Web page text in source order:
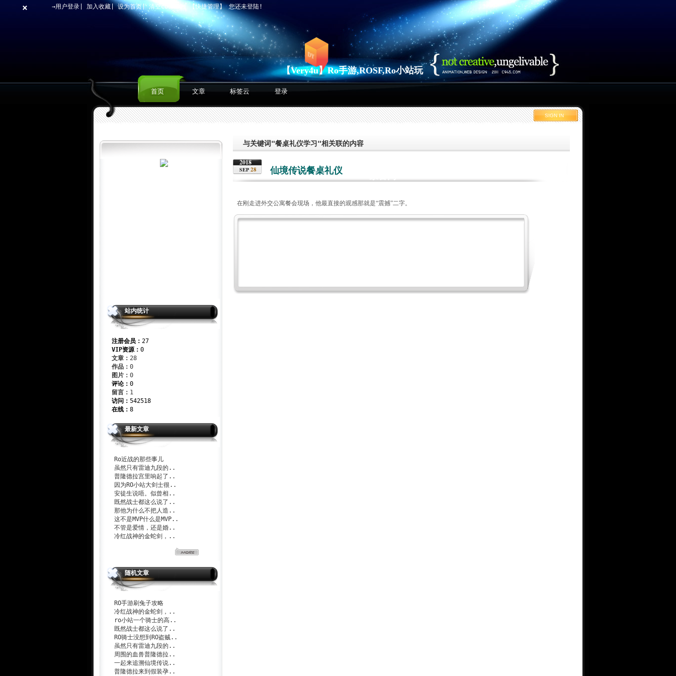
× →用户登录 加入收藏 |设为首页|清空cookies 【快捷管理】您还未登陆!
首页 文章 标签云 登录
【Very4u】Ro手游,ROSF,Ro小站玩
SIGN IN
站内统计
注册会员： 27
VIP资源： 0
文章： 28
作品： 0
图片： 0
评论： 0
留言： 1
访问： 542518
在线： 8
最新文章
Ro近战的那些事儿
虽然只有雷迪九段的..
普隆德拉宫里响起了..
因为RO小站大剑士很..
安徒生说唔。似曾相..
既然战士都这么说了..
那他为什么不把人造..
这不是MVP什么是MVP..
不管是爱情，还是婚..
冷红战神的金蛇剑，..
随机文章
RO手游刷兔子攻略
冷红战神的金蛇剑，..
ro小站一个骑士的高..
既然战士都这么说了..
RO骑士没想到RO盗贼..
虽然只有雷迪九段的..
周围的血兽普隆德拉..
一起来追溯仙境传说..
普隆德拉来到假装孕..
与关键词"餐桌礼仪学习"相关联的内容
2018
SEP 28 仙境传说餐桌礼仪
在刚走进外交公寓餐会现场，他最直接的观感那就是“震撼”二字。